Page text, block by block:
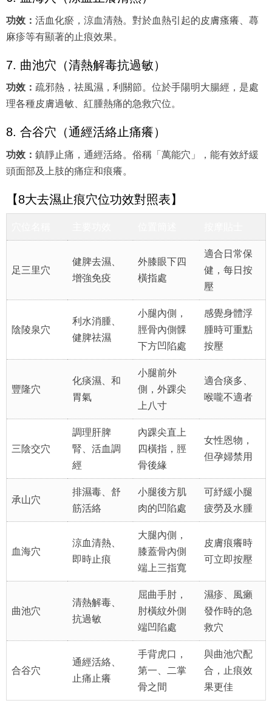
功效： 活血化瘀，涼血清熱。對於血熱引起的皮膚瘙癢、蕁
麻疹等有顯著的止痕效果。
7. 曲池穴（清熱解毒抗過敏）
功效： 疏邪熱，祛風濕，利關節。位於手陽明大腸經，是處
理各種皮膚過敏、紅腫熱痛的急救穴位。
8. 合谷穴（通經活絡止痛癢）
功效： 鎮靜止痛，通經活絡。俗稱「萬能穴」，能有效紓緩
頭面部及上肢的痛症和痕癢。
【8大去濕止痕穴位功效對照表】
足三里穴
健脾去濕、
增強免疫
外膝眼下四
橫指處
適合日常保
健，每日按
壓
陰陵泉穴
利水消腫、
健脾祛濕
小腿內側，
脛骨內側髁
下方凹陷處
感覺身體浮
腫時可重點
按壓
豐隆穴
化痰濕、和
胃氣
小腿前外
側，外踝尖
上八寸
適合痰多、
喉嚨不適者
三陰交穴
調理肝脾
腎、活血調
經
內踝尖直上
四橫指，脛
骨後緣
女性恩物，
但孕婦禁用
承山穴
排濕毒、舒
筋活絡
小腿後方肌
肉的凹陷處
可紓緩小腿
疲勞及水腫
血海穴
涼血清熱、
即時止痕
大腿內側，
膝蓋骨內側
端上三指寬
皮膚痕癢時
可立即按壓
曲池穴
清熱解毒、
抗過敏
屈曲手肘，
肘橫紋外側
端凹陷處
濕疹、風癩
發作時的急
救穴
合谷穴
通經活絡、
止痛止癢
手背虎口，
第一、二掌
骨之間
與曲池穴配
合，止痕效
果更佳